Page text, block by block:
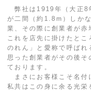
弊社は1919年（大正8
が二間（約1.8m）しか
業、その際に創業者が赤
これを店先に掛けたと
のれん」と愛称で呼ばれ
思った創業者がその後そ
ております。
まさにお客様こそ名付
私共はこの身に余る光栄